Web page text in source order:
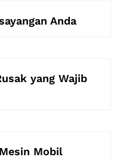
Anda
yang Wajib
Mobil